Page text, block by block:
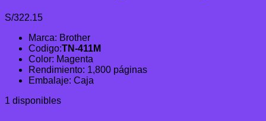
S/322.15
Marca: Brother
Codigo:TN-411M
Color: Magenta
Rendimiento: 1,800 páginas
Embalaje: Caja
1 disponibles